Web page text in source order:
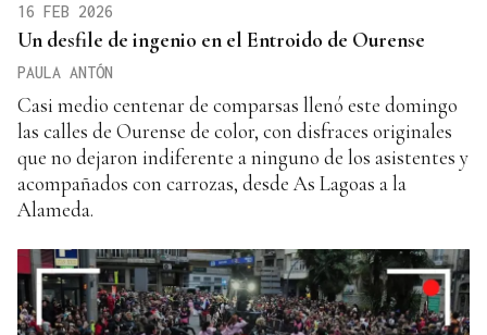
16 FEB 2026
Un desfile de ingenio en el Entroido de Ourense
PAULA ANTÓN
Casi medio centenar de comparsas llenó este domingo
las calles de Ourense de color, con disfraces originales
que no dejaron indiferente a ninguno de los asistentes y
acompañados con carrozas, desde As Lagoas a la
Alameda.